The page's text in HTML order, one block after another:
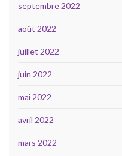
septembre 2022
août 2022
juillet 2022
juin 2022
mai 2022
avril 2022
mars 2022